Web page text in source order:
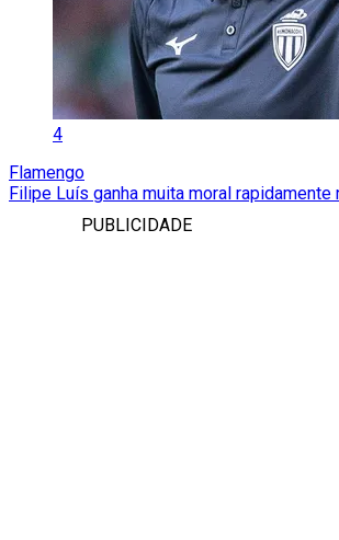
4
Flamengo
Filipe Luís ganha muita moral rapidamente
PUBLICIDADE